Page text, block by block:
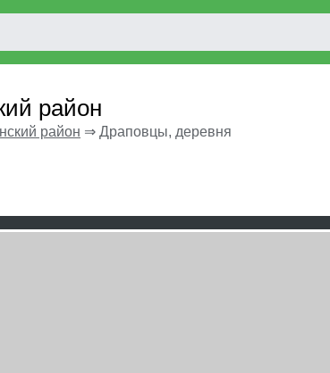
район
район ⇒ Драповцы, деревня